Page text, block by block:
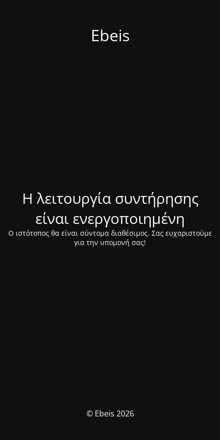
Ebeis
Η λειτουργία συντήρησης
είναι ενεργοποιημένη
Ο ιστότοπος θα είναι σύντομα διαθέσιμος. Σας ευχαριστούμε
για την υπομονή σας!
© Ebeis 2026